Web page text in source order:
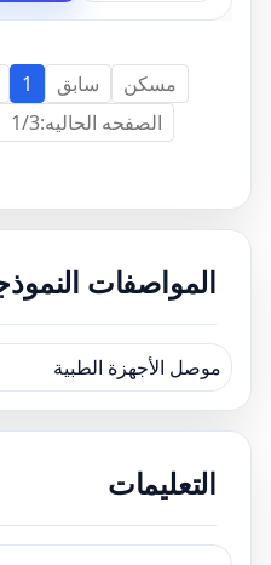
مسكن سابق 1
الصفحه الحاليه:1/3 المجموع 23 العناصر
المواصفات
موصل الأجهزة الطبية
التعليمات